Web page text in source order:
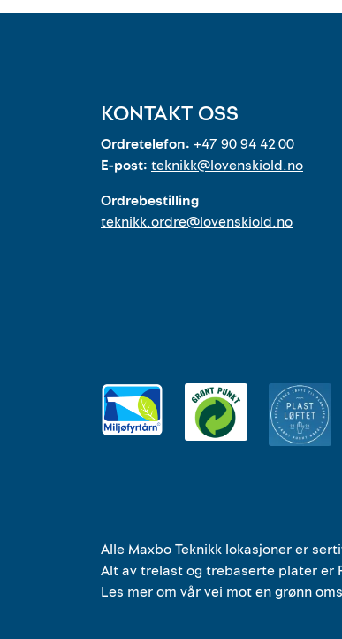
KONTAKT OSS
Ordretelefon: +47 90 94 42 00
E-post: teknikk@lovenskiold.no
Ordrebestilling
teknikk.ordre@lovenskiold.no
Alle Maxbo Teknikk lokasjonerer
Alt av trelast og trebaserte plater er
Les mer om vår vei mot en grønn